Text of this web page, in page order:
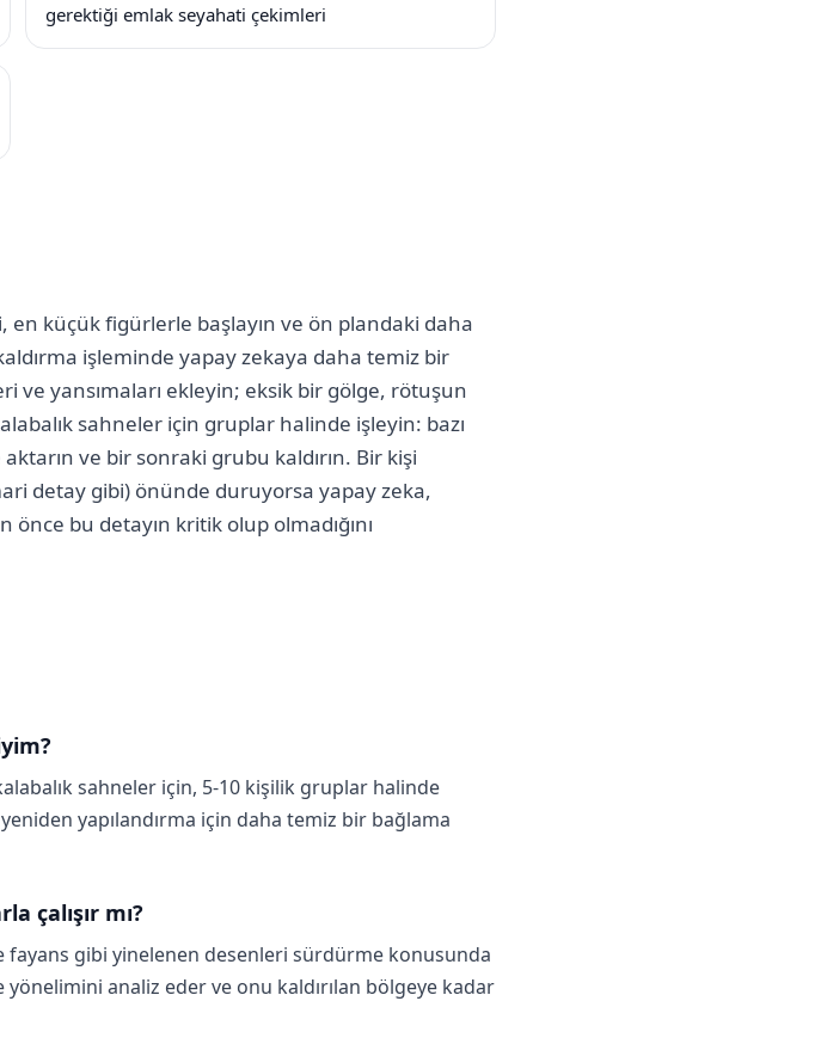
gerektiği emlak seyahati çekimleri
en küçük figürlerle başlayın ve ön plandaki daha
işleminde yapay zekaya daha temiz bir
ve yansımaları ekleyin; eksik bir gölge, rötuşun
sahneler için gruplar halinde işleyin: bazı
ve bir sonraki grubu kaldırın. Bir kişi
detay gibi) önünde duruyorsa yapay zeka,
bu detayın kritik olup olmadığını
sahneler için, 5-10 kişilik gruplar halinde
yapılandırma için daha temiz bir bağlama
çalışır mı?
fayans gibi yinelenen desenleri sürdürme konusunda
yönelimini analiz eder ve onu kaldırılan bölgeye kadar